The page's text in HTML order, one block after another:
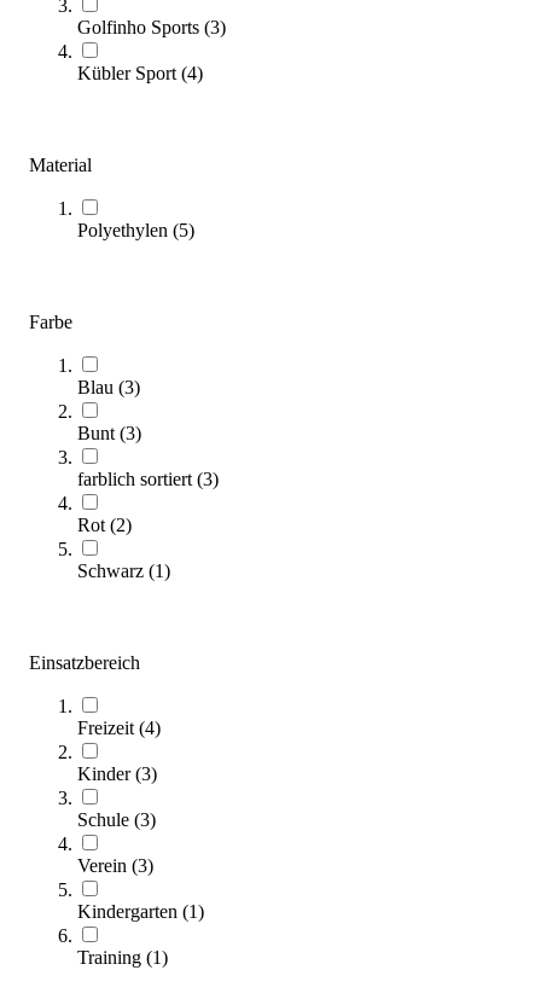
Golfinho Sports (3)
Kübler Sport (4)
Material
Polyethylen (5)
Farbe
Blau (3)
Bunt (3)
farblich sortiert (3)
Rot (2)
Schwarz (1)
Einsatzbereich
Freizeit (4)
Kinder(3)
Schule (3)
Verein (3)
Kindergarten (1)
Training (1)
Schwimmflöße
Artikel)
Sortieren nach
Kübler Sport® Spiel- & Schwimmfloß TUNNEL
155,00 €
Zum Produkt
Sofort lieferbar
Wasser-Spielklötze 48er Set
83,00 €
Zum Produkt
Sofort lieferbar